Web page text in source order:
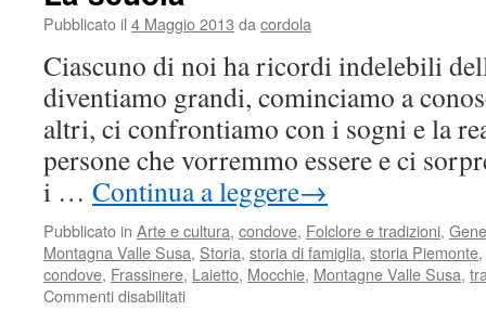
Pubblicato il 4 Maggio 2013 da cordola
Ciascuno di noi ha ricordi indelebili
diventiamo grandi, cominciamo a
altri, ci confrontiamo con i sogni e la
persone che vorremmo essere e ci
i … Continua a leggere→
Pubblicato in Arte e cultura, condove, Folclore e tradizioni,
Montagna Valle Susa, Storia, storia di famiglia, storia Piemonte,
condove, Frassinere, Laietto, Mocchie, Montagne Valle Susa,
Commenti disabilitatisu